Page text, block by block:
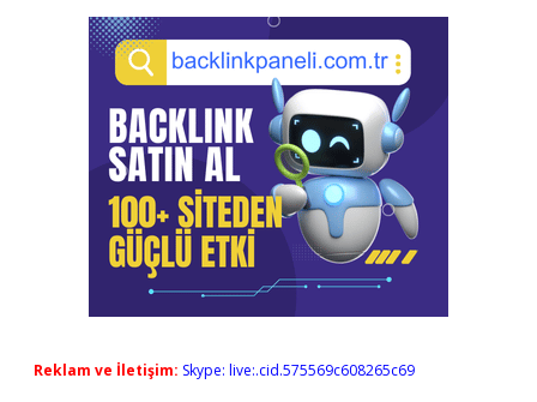
Reklam ve İletişim: Skype: live:.cid.575569c608265c69